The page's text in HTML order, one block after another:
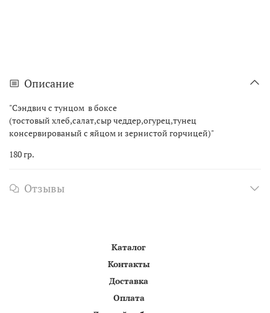
Описание
"Сэндвич с тунцом в боксе
(тостовый хлеб,салат,сыр чеддер,огурец,тунец
консервированый с яйцом и зернистой горчицей)"
180 гр.
Отзывы
Каталог
Контакты
Доставка
Оплата